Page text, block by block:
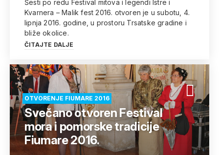
Šesti po redu Festival mitova i legendi Istre i
Kvarnera – Malik fest 2016. otvoren je u subotu, 4.
lipnja 2016. godine, u prostoru Trsatske gradine i
bliže okolice.
ČITAJTE DALJE
OTVORENJE FIUMARE 2016
Svečano otvoren Festival
mora i pomorske tradicije
Fiumare 2016.